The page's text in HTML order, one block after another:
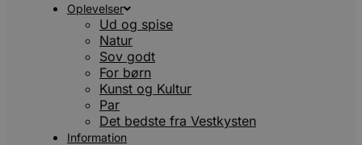
Oplevelser
Ud og spise
Natur
Sov godt
For børn
Kunst og Kultur
Par
Det bedste fra Vestkysten
Information